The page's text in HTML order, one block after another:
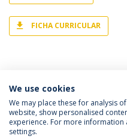
FICHA CURRICULAR
Política de
Direitos do
We use cookies
We may place these for analysis
website, show personalised
experience. For more
settings.